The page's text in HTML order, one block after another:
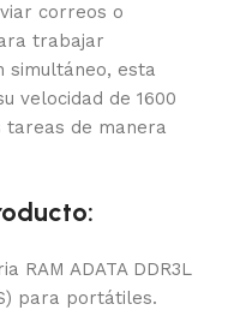
correos o
trabajar
simultáneo, esta
velocidad de 1600
tareas de manera
RAM ADATA DDR3L
S) para portátiles.